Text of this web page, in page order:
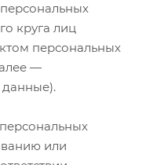
круга лиц
персональных
—
или